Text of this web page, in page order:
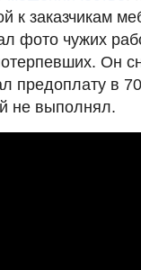
к заказчикам
фото чужих
Он
предоплату в
не выполнял.